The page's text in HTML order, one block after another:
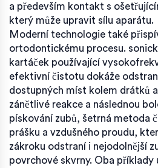
a především kontakt s
který může upravit sílu aparátu.
Moderní technologie také
ortodontickému procesu.
kartáček používající
efektivní čistotu dokáže
dostupných míst kolem drátků
zánětlivé reakce a následnou
pískování zubů, šetrná metoda
prášku a vzdušného proudu,
zákroku odstraní i nejodolnější
povrchové skvrny. Oba příklady